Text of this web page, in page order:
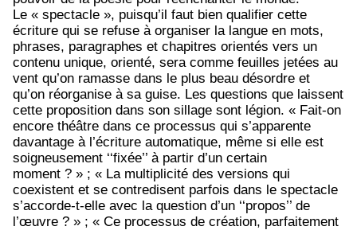
Le « spectacle », puisqu’il faut bien qualifier cette
écriture qui se refuse à organiser la langue en mots,
phrases, paragraphes et chapitres orientés vers un
contenu unique, orienté, sera comme feuilles jetées au
vent qu’on ramasse dans le plus beau désordre et
qu’on réorganise à sa guise. Les questions que laissent
cette proposition dans son sillage sont légion. « Fait-on
encore théâtre dans ce processus qui s’apparente
davantage à l’écriture automatique, même si elle est
soigneusement ‘‘fixée’’ à partir d’un certain
moment ? » ; « La multiplicité des versions qui
coexistent et se contredisent parfois dans le spectacle
s’accorde-t-elle avec la question d’un ‘‘propos’’ de
l’œuvre ? » ; « Ce processus de création, parfaitement